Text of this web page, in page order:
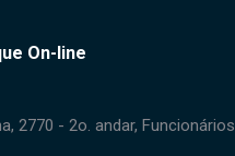
On-line
2770 - 2o. andar, Funcionários